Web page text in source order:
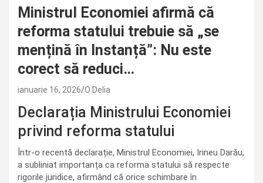
Ministrul Economiei afirmă că
reforma statului trebuie să „se
mențină în Instanță”: Nu este
corect să reduci…
ianuarie 16, 2026 O Delia
Declarația Ministrului Economiei
privind reforma statului
Într-o recentă declarație, Ministrul Economiei, Irineu Darău,
a subliniat importanța ca reforma statului să respecte
rigorile juridice, afirmând că orice schimbare în